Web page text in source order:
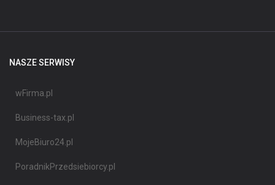
NASZE SERWISY
wFirma.pl
Business-tax.pl
MojeBiuro24.pl
PoradnikPrzedsiebiorcy.pl